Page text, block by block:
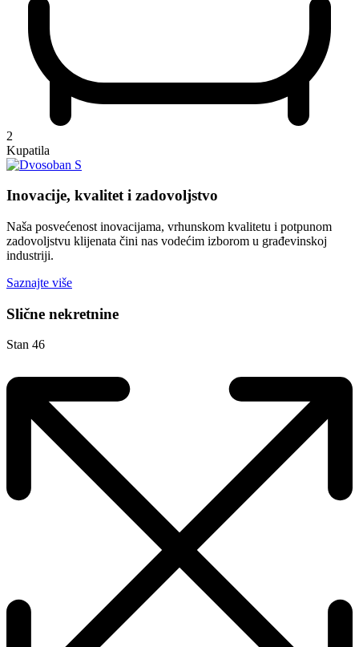
2
Kupatila
Inovacije, kvalitet i zadovoljstvo
Naša posvećenost inovacijama, vrhunskom kvalitetu i potpunom
zadovoljstvu klijenata čini nas vodećim izborom u građevinskoj
industriji.
Saznajte više
Slične nekretnine
Stan 46